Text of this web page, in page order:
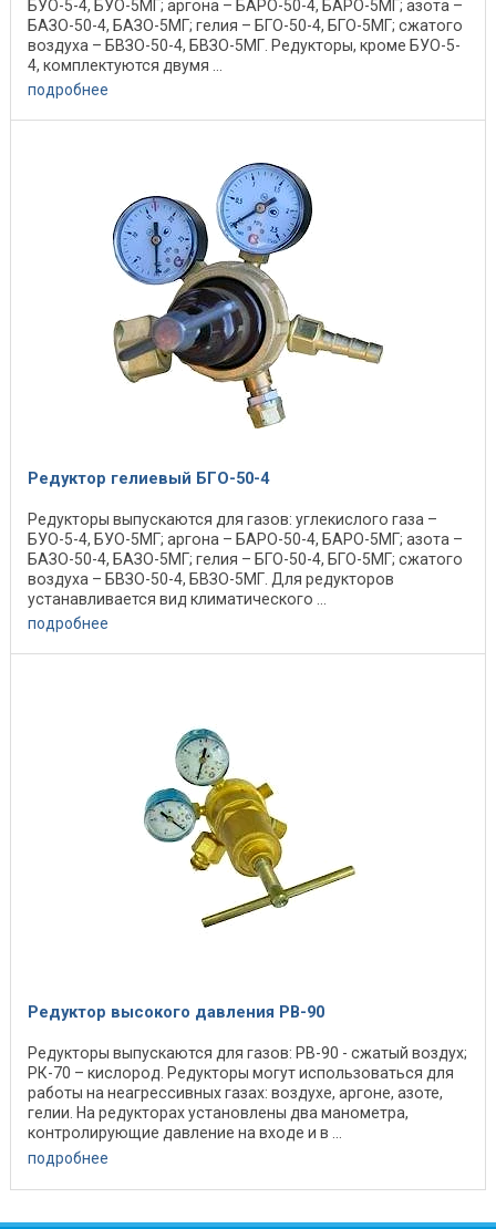
БУО-5-4, БУО-5МГ; аргона – БАРО-50-4, БАРО-5МГ; азота –
БАЗО-50-4, БАЗО-5МГ; гелия – БГО-50-4, БГО-5МГ; сжатого
воздуха – БВЗО-50-4, БВЗО-5МГ. Редукторы, кроме БУО-5-
4, комплектуются двумя ...
подробнее
Редуктор гелиевый БГО-50-4
Редукторы выпускаются для газов: углекислого газа –
БУО-5-4, БУО-5МГ; аргона – БАРО-50-4, БАРО-5МГ; азота –
БАЗО-50-4, БАЗО-5МГ; гелия – БГО-50-4, БГО-5МГ; сжатого
воздуха – БВЗО-50-4, БВЗО-5МГ. Для редукторов
устанавливается вид климатического ...
подробнее
Редуктор высокого давления РВ-90
Редукторы выпускаются для газов: РВ-90 - сжатый воздух;
РК-70 – кислород. Редукторы могут использоваться для
работы на неагрессивных газах: воздухе, аргоне, азоте,
гелии. На редукторах установлены два манометра,
контролирующие давление на входе и в ...
подробнее